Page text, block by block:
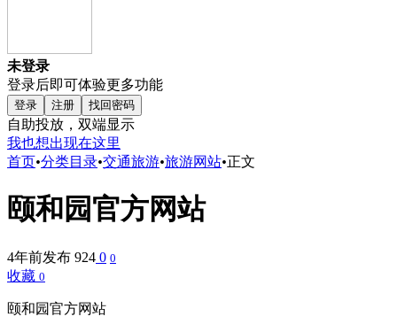
未登录
登录后即可体验更多功能
登录 注册 找回密码
自助投放，双端显示
我也想出现在这里
首页•分类目录•交通旅游•旅游网站•正文
颐和园官方网站
4年前发布 924 0 0
收藏 0
颐和园官方网站